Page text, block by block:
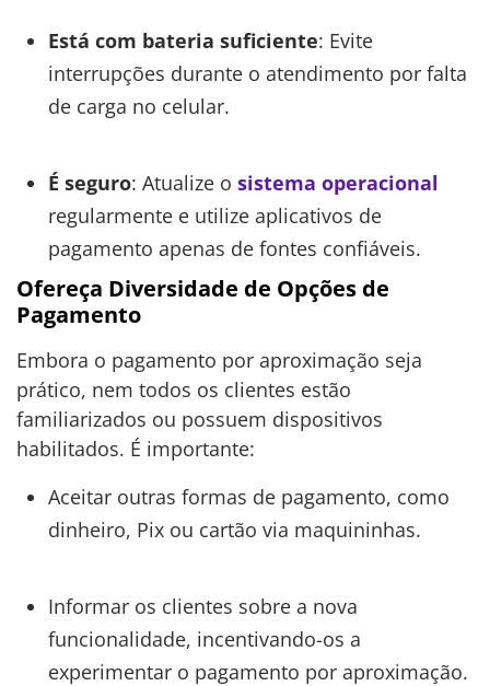
Está com bateria suficiente: Evite
interrupções durante o atendimento por falta
de carga no celular.
É seguro: Atualize o sistema operacional
regularmente e utilize aplicativos de
pagamento apenas de fontes confiáveis.
Ofereça Diversidade de Opções de
Pagamento
Embora o pagamento por aproximação seja
prático, nem todos os clientes estão
familiarizados ou possuem dispositivos
habilitados. É importante:
Aceitar outras formas de pagamento, como
dinheiro, Pix ou cartão via maquininhas.
Informar os clientes sobre a nova
funcionalidade, incentivando-os a
experimentar o pagamento por aproximação.